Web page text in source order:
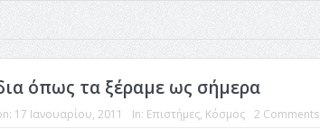
όπως τα ξέραμε ως σήμερα
17 Ιανουαρίου, 2011 In: Επιστήμες, Κόσμος 2 Comments